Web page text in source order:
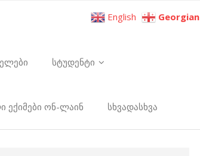
სტუდენტი
ექიმები ონ-ლაინ სხვადასხვა
English Georgian